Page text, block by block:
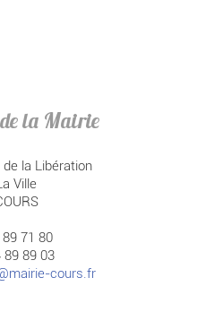
de la Mairie
de la Libération
Ville
71 80
89 89 03
cours.fr